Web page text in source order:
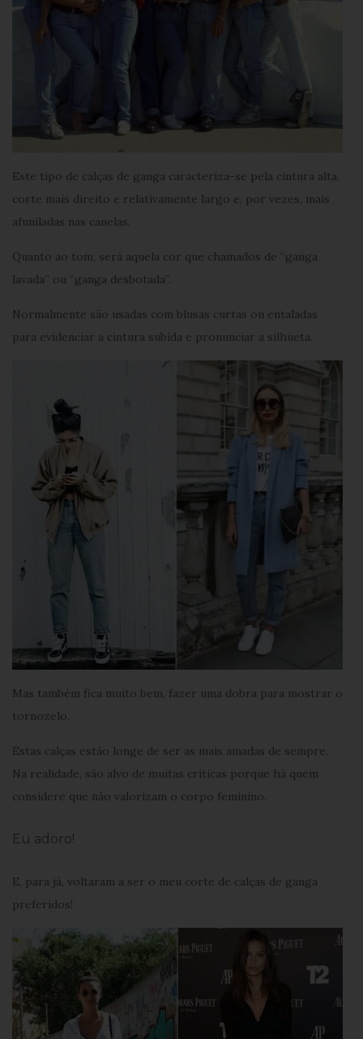
Este tipo de calças de ganga caracteriza-se pela cintura alta,
corte mais direito e relativamente largo e, por vezes, mais
afuniladas nas canelas.
Quanto ao tom, será aquela cor que chamados de “ganga
lavada” ou “ganga desbotada”.
Normalmente são usadas com blusas curtas ou entaladas
para evidenciar a cintura subida e pronunciar a silhueta.
Mas também fica muito bem, fazer uma dobra para mostrar o
tornozelo.
Estas calças estão longe de ser as mais amadas de sempre.
Na realidade, são alvo de muitas críticas porque há quem
considere que não valorizam o corpo feminino.
Eu adoro!
E, para já, voltaram a ser o meu corte de calças de ganga
preferidos!